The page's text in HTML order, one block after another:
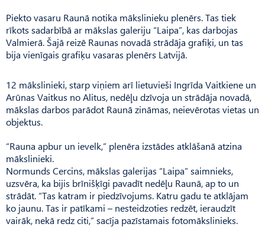
Piekto vasaru Raunā notika mākslinieku plenērs. Tas tiek
rīkots sadarbībā ar mākslas galeriju “Laipa”, kas darbojas
Valmierā. Šajā reizē Raunas novadā strādāja grafiķi, un tas
bija vienīgais grafiķu vasaras plenērs Latvijā.
12 mākslinieki, starp viņiem arī lietuvieši Ingrīda Vait­kiene un
Arūnas Vaitkus no Ali­tus, nedēļu dzīvoja un strādāja no­vadā,
mākslas darbos parādot Raunā zināmas, neievērotas vietas un
objektus.
“Rauna apbur un ievelk,” plenēra izstādes atklāšanā atzina
mākslinieki.
Normunds Cercins, mākslas galerijas “Laipa” saimnieks,
uzsvēra, ka bijis brīnišķīgi pavadīt nedēļu Raunā, ap to un
strādāt. “Tas katram ir piedzīvojums. Katru gadu te atklājam
ko jaunu. Tas ir patīkami – nesteidzoties redzēt, ieraudzīt
vairāk, nekā redz citi,” sacīja pazīstamais fotomākslinieks.